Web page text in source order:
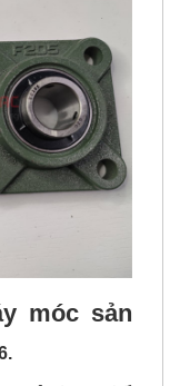
móc sản
sử dụng phổ